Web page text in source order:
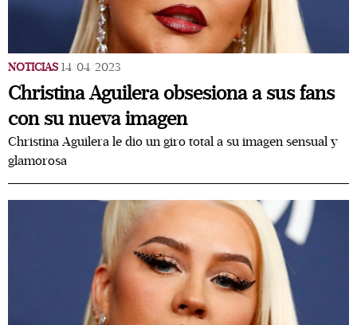
NOTICIAS 14/04/2023
Christina Aguilera obsesiona a sus fans
con su nueva imagen
Christina Aguilera le dio un giro total a su imagen sensual y
glamorosa